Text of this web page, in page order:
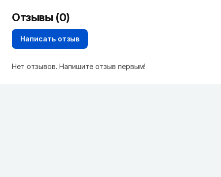
Отзывы (0)
Написать отзыв
Нет отзывов. Напишите отзыв первым!